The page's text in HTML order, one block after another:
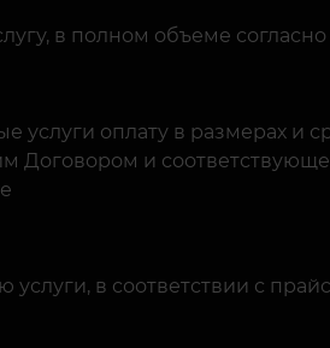
в полном объеме
услуги оплату в размерах и
Договором и
услуги, в соответствии с